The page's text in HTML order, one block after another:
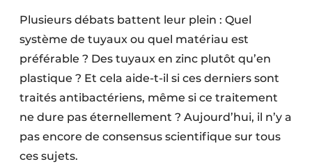
Plusieurs débats battent leur plein : Quel
système de tuyaux ou quel matériau est
préférable ? Des tuyaux en zinc plutôt qu’en
plastique ? Et cela aide-t-il si ces derniers sont
traités antibactériens, même si ce traitement
ne dure pas éternellement ? Aujourd’hui, il n’y a
pas encore de consensus scientifique sur tous
ces sujets.